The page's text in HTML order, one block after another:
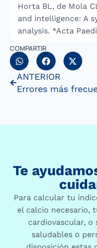
Horta BL, de Mola
and intelligence: A
analysis. *Acta
COMPARTIR
ANTERIOR
Te
Para calcular tu
el calcio necesario,
cardiovascular, o
saludables o